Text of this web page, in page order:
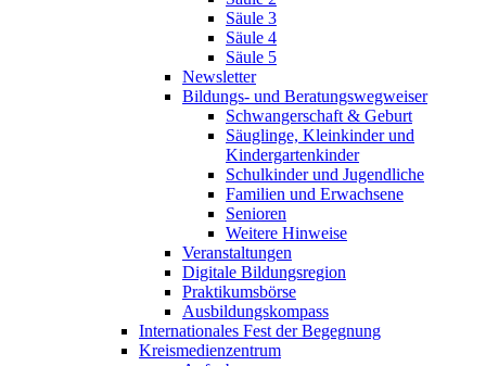
Säule 3
Säule 4
Säule 5
Newsletter
Bildungs- und Beratungswegweiser
Schwangerschaft & Geburt
Säuglinge, Kleinkinder und
Kindergartenkinder
Schulkinder und Jugendliche
Familien und Erwachsene
Senioren
Weitere Hinweise
Veranstaltungen
Digitale Bildungsregion
Praktikumsbörse
Ausbildungskompass
Internationales Fest der Begegnung
Kreismedienzentrum